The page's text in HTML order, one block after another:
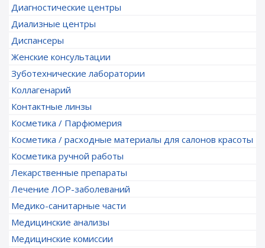
Диагностические центры
Диализные центры
Диспансеры
Женские консультации
Зуботехнические лаборатории
Коллагенарий
Контактные линзы
Косметика / Парфюмерия
Косметика / расходные материалы для салонов красоты
Косметика ручной работы
Лекарственные препараты
Лечение ЛОР-заболеваний
Медико-санитарные части
Медицинские анализы
Медицинские комиссии